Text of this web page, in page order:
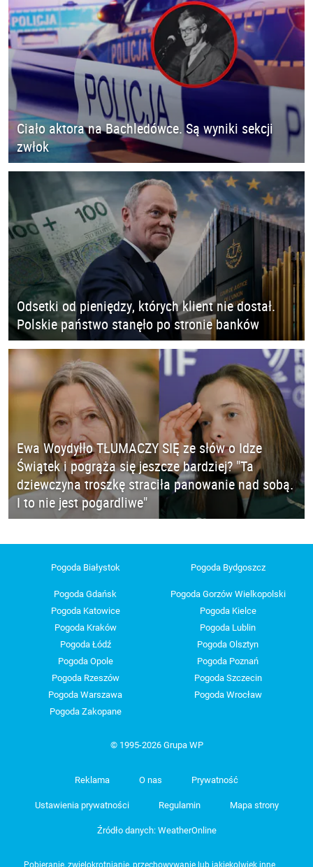
Ciało aktora na Bachledówce. Są wyniki sekcji
zwłok
Odsetki od pieniędzy, których klient nie dostał.
Polskie państwo stanęło po stronie banków
Ewa Woydyłło TŁUMACZY SIĘ ze słów o Idze
Świątek i pogrąża się jeszcze bardziej? "Ta
dziewczyna troszkę straciła panowanie nad sobą.
I to nie jest pogardliwe"
Pogoda Białystok Pogoda Bydgoszcz
Pogoda Gdańsk
Pogoda Gorzów Wielkopolski
Pogoda Katowice
Pogoda Kielce
Pogoda Kraków
Pogoda Lublin
Pogoda Łódź
Pogoda Olsztyn
Pogoda Opole
Pogoda Poznań
Pogoda Rzeszów
Pogoda Szczecin
Pogoda Warszawa
Pogoda Wrocław
Pogoda Zakopane
© 1995-2026 Grupa WP
Reklama O nas Prywatność
Ustawienia prywatności Regulamin Mapa strony
Źródło danych: WeatherOnline
Pobieranie, zwielokrotnianie, przechowywanie lub jakiekolwiek inne